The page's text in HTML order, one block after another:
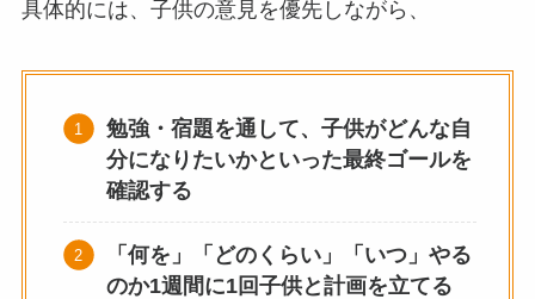
具体的には、子供の意見を優先しながら、
勉強・宿題を通して、子供がどんな自
分になりたいかといった最終ゴールを
確認する
「何を」「どのくらい」「いつ」やる
のか1週間に1回子供と計画を立てる